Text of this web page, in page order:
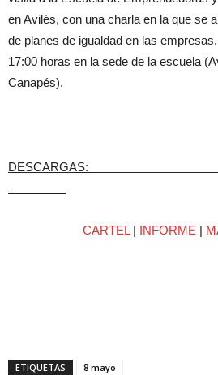
en Avilés, con una charla en la que se
de planes de igualdad en las
17:00 horas en la sede de la escuela
Canapés).
CARTEL| INFORME
ETIQUETAS 8 mayo